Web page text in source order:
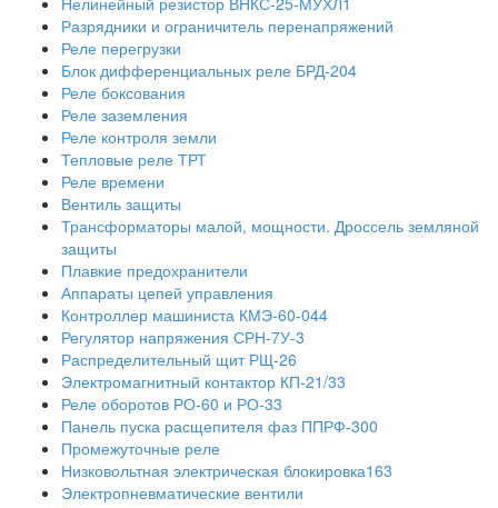
Разрядники и ограничитель перенапряжений
Реле перегрузки
Блок дифференциальных реле БРД-204
Реле боксования
Реле заземления
Реле контроля земли
Тепловые реле ТРТ
Реле времени
Вентиль защиты
Трансформаторы малой, мощности. Дроссель земляной
защиты
Плавкие предохранители
Аппараты цепей управления
Контроллер машиниста КМЭ-60-044
Регулятор напряжения СРН-7У-3
Распределительный щит РЩ-26
Электромагнитный контактор КП-21/33
Реле оборотов РО-60 и РО-33
Панель пуска расщепителя фаз ППРФ-300
Промежуточные реле
Низковольтная электрическая блокировка163
Электропневматические вентили